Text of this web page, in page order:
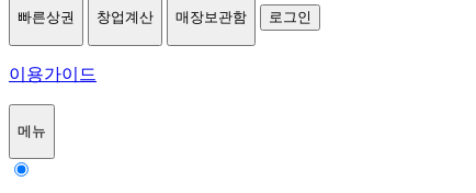
빠른상권 창업계산 매장보관함 로그인
이용가이드
메뉴